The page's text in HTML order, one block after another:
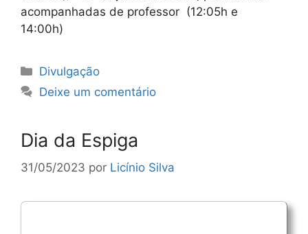
acompanhadas de professor (12:05h e
14:00h)
Categorias
Divulgação
Deixe um comentário
Dia da Espiga
31/05/2023 por Licínio Silva